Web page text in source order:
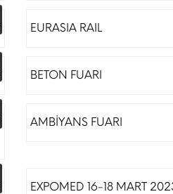
EURASIA RAIL
BETON FUARI
AMBİYANS FUARI
EXPOMED 16-18 MART